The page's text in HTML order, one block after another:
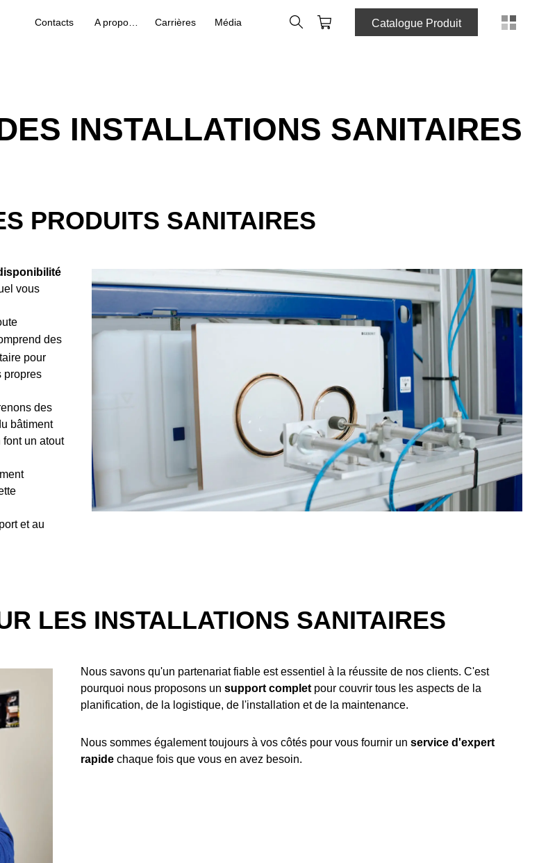
Contacts Carrières Média Rechercher Catalogue Produit
INSTALLATIONS SANITAIRES
PRODUITS SANITAIRES
vous
des
pour
propres
des
bâtiment
un atout
et au
LES INSTALLATIONS SANITAIRES
Nous savons qu'un partenariat fiable est essentiel à la réussite de nos clients. C'est
pourquoi nous proposons un support complet pour couvrir tous les aspects de la
planification, de la logistique, de l'installation et de la maintenance.
Nous sommes également toujours à vos côtés pour vous fournir un service d'expert
rapide chaque fois que vous en avez besoin.